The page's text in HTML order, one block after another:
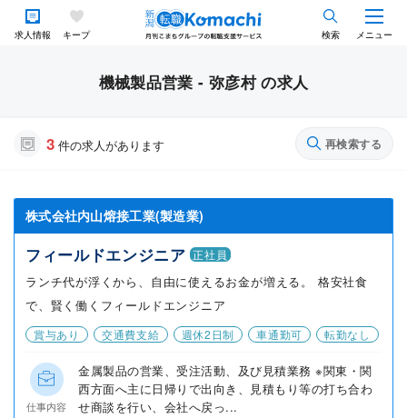
求人情報 キープ 検索 メニュー
機械製品営業 - 弥彦村 の求人
3 件の求人があります 再検索する
株式会社内山熔接工業(製造業)
フィールドエンジニア 正社員
ランチ代が浮くから、自由に使えるお金が増える。 格安社食
で、賢く働くフィールドエンジニア
賞与あり 交通費支給 週休2日制 車通勤可 転勤なし
仕事内容
金属製品の営業、受注活動、及び見積業務 ※関東・関
西方面へ主に日帰りで出向き、見積もり等の打ち合わ
せ商談を行い、会社へ戻っ...